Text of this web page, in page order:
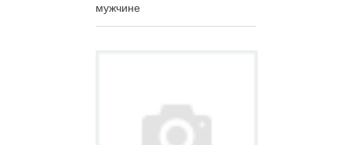
мужчине